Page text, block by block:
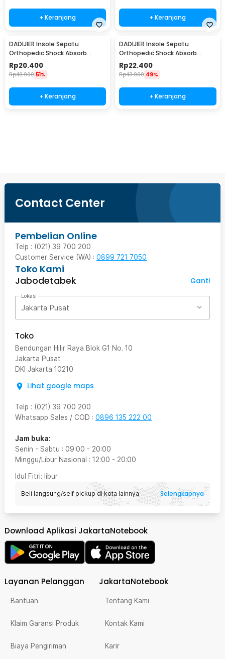
+ Keranjang + Keranjang
DADIJIER Insole Sepatu
Orthopedic Shock Absorb
Silicone Gel M - KYL
Rp20.400
Rp40.900 51%
+ Keranjang
DADIJIER Insole Sepatu
Orthopedic Shock Absorb
Silicone Gel L - KYL
Rp22.400
Rp43.900 49%
+ Keranjang
Contact Center
Pembelian Online
Telp : (021) 39 700 200
Customer Service (WA) : 0899 721 7050
Toko Kami
Jabodetabek
Ganti
Lokasi
Jakarta Pusat
Toko
Bendungan Hilir Raya Blok G1 No. 10
Jakarta Pusat
DKI Jakarta 10210
Lihat google maps
Telp : (021) 39 700 200
Whatsapp Sales / COD : 0896 135 222 00
Jam buka:
Senin - Sabtu : 09:00 - 20:00
Minggu/Libur Nasional : 12:00 - 20:00
Idul Fitri: libur
Beli langsung/self pickup di kota lainnya Selengkapnya
Download Aplikasi JakartaNotebook
Layanan Pelanggan
Bantuan
Klaim Garansi Produk
Biaya Pengiriman
JakartaNotebook
Tentang Kami
Kontak Kami
Karir